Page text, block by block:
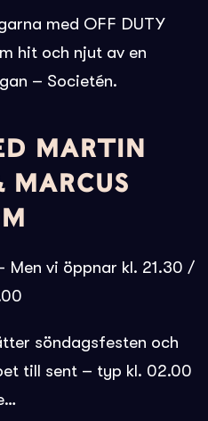
med OFF DUTY
hit och njut av en
– Societén.
MARTIN
MARCUS
Men vi öppnar kl. 21.30 /
söndagsfesten och
till sent – typ kl. 02.00